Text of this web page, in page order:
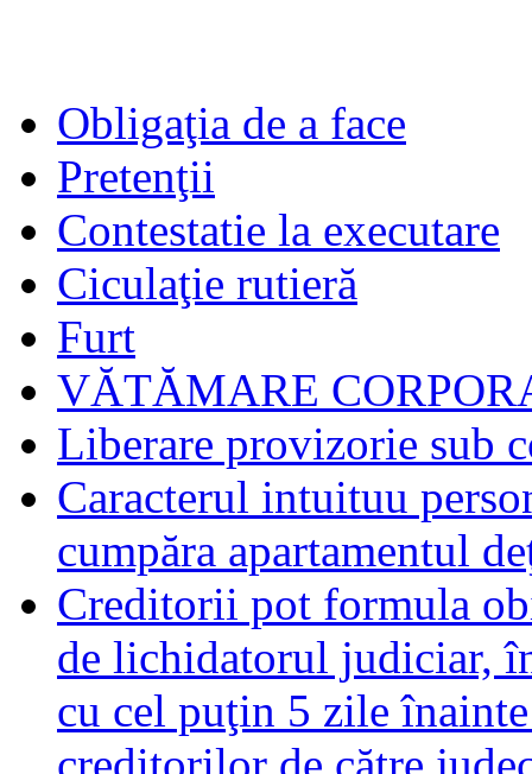
Obligaţia de a face
Pretenţii
Contestatie la executare
Ciculaţie rutieră
Furt
VĂTĂMARE
Liberare provizorie sub
Caracterul intuituu
cumpăra apartamentul
Creditorii pot formula
de lichidatorul judiciar,
cu cel puţin 5 zile
creditorilor de către